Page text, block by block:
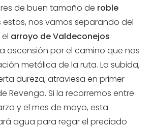
de buen tamaño de roble
estos, nos vamos separando del
arroyo de Valdeconejos
ascensión por el camino que nos
metálica de la ruta. La subida,
dureza, atraviesa en primer
Revenga. Si la recorremos entre
y el mes de mayo, esta
agua para regar el preciado